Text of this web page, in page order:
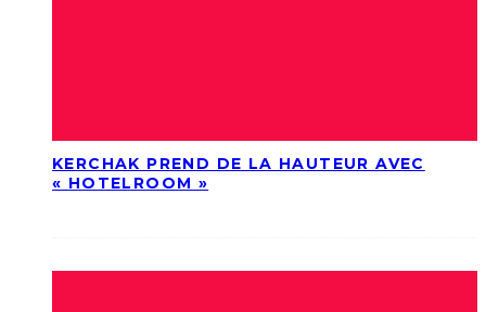
KERCHAK PREND DE LA HAUTEUR AVEC
« HOTELROOM »